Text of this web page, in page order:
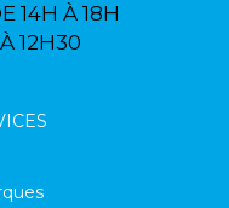
14H À 18H
12H30